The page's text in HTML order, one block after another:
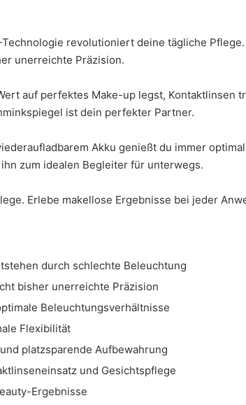
revolutioniert deine tägliche
unerreichte Präzision.
auf perfektes Make-up legst, Kontaktlinsen
ist dein perfekter Partner.
Akku genießt du immer
zum idealen Begleiter für unterwegs.
Erlebe makellose Ergebnisse bei jeder
durch schlechte Beleuchtung
bisher unerreichte Präzision
Beleuchtungsverhältnisse
Flexibilität
platzsparende Aufbewahrung
und Gesichtspflege
Ergebnisse